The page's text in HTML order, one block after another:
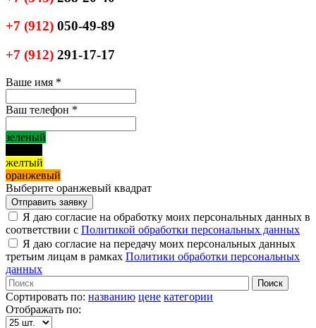
+7 (912) 050-49-89
+7 (912) 291-17-17
Ваше имя *
Ваш телефон *
зеленый
желтый
оранжевый
Выберите оранжевый квадрат
Я даю согласие на обработку моих персональных данных в
соответствии с Политикой обработки персональных данных
Я даю согласие на передачу моих персональных данных
третьим лицам в рамках Политики обработки персональных
данных
Сортировать по: названию цене категории
Отображать по: